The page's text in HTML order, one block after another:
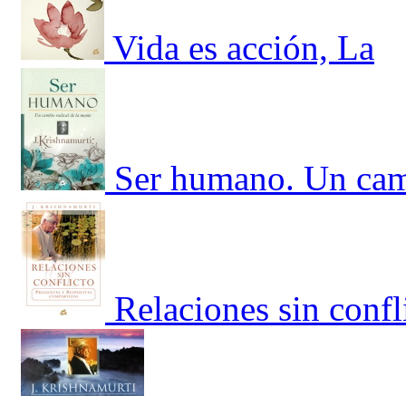
Vida es acción, La
Ser humano. Un
Relaciones sin